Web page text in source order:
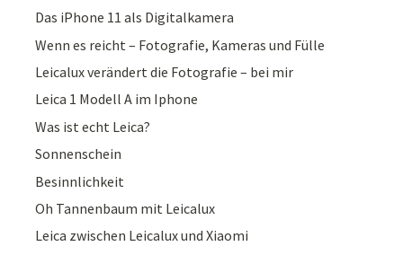
Das iPhone 11 als Digitalkamera
Wenn es reicht – Fotografie, Kameras und Fülle
Leicalux verändert die Fotografie – bei mir
Leica 1 Modell A im Iphone
Was ist echt Leica?
Sonnenschein
Besinnlichkeit
Oh Tannenbaum mit Leicalux
Leica zwischen Leicalux und Xiaomi